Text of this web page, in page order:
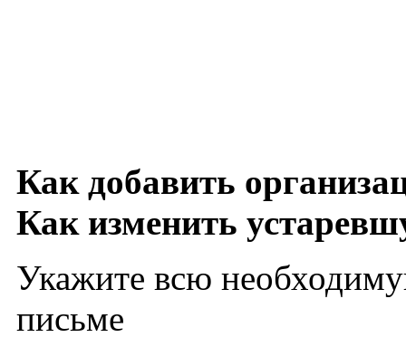
Как добавить
Как изменить
Укажите всю
письме